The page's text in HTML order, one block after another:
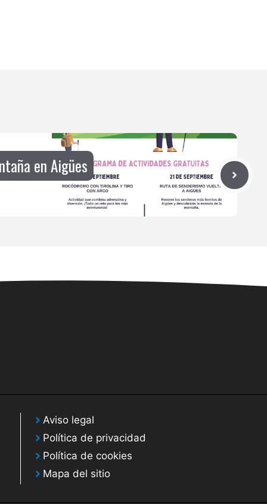
en Aigües
Aviso legal
Política de privacidad
Política de cookies
Mapa del sitio